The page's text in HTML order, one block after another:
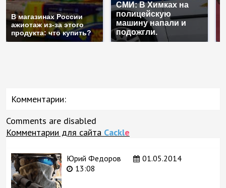
В магазинах России
ажиотаж из-за этого
продукта: что купить?
СМИ: В Химках на
полицейскую
машину напали и
подожгли.
Комментарии:
Comments are disabled
Комментарии для сайта Cackle
Юрий Федоров
01.05.2014
13:08